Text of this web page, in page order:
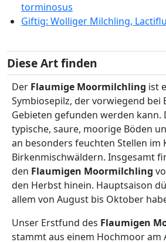
torminosus
Giftig: Wolliger Milchling,
Diese Art finden
Der Flaumige Moormilchling ist
Symbiosepilz, der vorwiegend bei
Gebieten gefunden werden kann.
typische, saure, moorige Böden
an besonders feuchten Stellen im
Birkenmischwäldern. Insgesamt
den Flaumigen Moormilchling
den Herbst hinein. Hauptsaison
allem von August bis Oktober
Unser Erstfund des Flaumigen
stammt aus einem Hochmoor am